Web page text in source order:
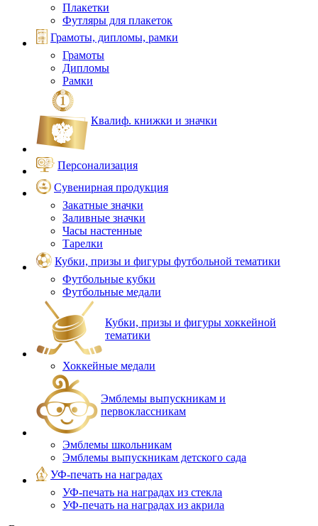
Плакетки
Футляры для плакеток
Грамоты, дипломы, рамки
Грамоты
Дипломы
Рамки
Квалиф. книжки и значки
Персонализация
Сувенирная продукция
Закатные значки
Заливные значки
Часы настенные
Тарелки
Кубки, призы и фигуры футбольной тематики
Футбольные кубки
Футбольные медали
Кубки, призы и фигуры хоккейной
тематики
Хоккейные медали
Эмблемы выпускникам и
первоклассникам
Эмблемы школьникам
Эмблемы выпускникам детского сада
УФ-печать на наградах
УФ‑печать на наградах из стекла
УФ-печать на наградах из акрила